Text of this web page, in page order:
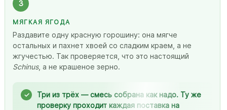
3
МЯГКАЯ ЯГОДА
Раздавите одну красную горошину: она мягче
остальных и пахнет хвоей со сладким краем, а не
жгучестью. Так проверяется, что это настоящий
Schinus, а не крашеное зерно.
Три из трёх — смесь собрана как надо. Ту же
проверку проходит каждая поставка на